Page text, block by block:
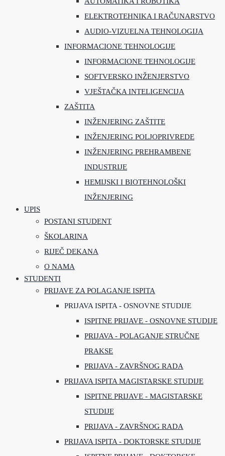
ELEKTROTEHNIKA I RAČUNARSTVO
AUDIO-VIZUELNA TEHNOLOGIJA
INFORMACIONE TEHNOLOGIJE
INFORMACIONE TEHNOLOGIJE
SOFTVERSKO INŽENJERSTVO
VJEŠTAČKA INTELIGENCIJA
ZAŠTITA
INŽENJERING ZAŠTITE
INŽENJERING POLJOPRIVREDE
INŽENJERING PREHRAMBENE
INDUSTRIJE
HEMIJSKI I BIOTEHNOLOŠKI
INŽENJERING
UPIS
POSTANI STUDENT
ŠKOLARINA
RIJEČ DEKANA
O NAMA
STUDENTI
PRIJAVE ZA POLAGANJE ISPITA
PRIJAVA ISPITA - OSNOVNE STUDIJE
ISPITNE PRIJAVE - OSNOVNE STUDIJE
PRIJAVA - POLAGANJE STRUČNE
PRAKSE
PRIJAVA - ZAVRŠNOG RADA
PRIJAVA ISPITA MAGISTARSKE STUDIJE
ISPITNE PRIJAVE - MAGISTARSKE
STUDIJE
PRIJAVA - ZAVRŠNOG RADA
PRIJAVA ISPITA - DOKTORSKE STUDIJE